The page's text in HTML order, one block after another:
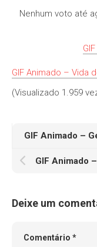
Nenhum voto até
GIF Animado – Vida
(Visualizado 1.959
GIF Animado –
GIF Animado
Deixe um
Comentário *